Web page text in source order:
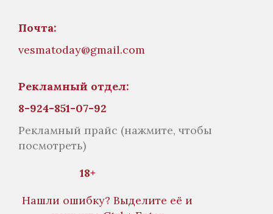
Почта:
vesmatoday@gmail.com
Рекламный отдел:
8-924-851-07-92
Рекламный прайс (нажмите, чтобы
посмотреть)
18+
Нашли ошибку? Выделите её и